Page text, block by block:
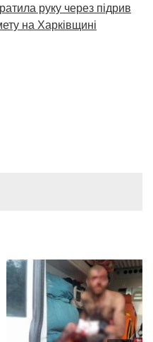
руку через підрив
на Харківщині